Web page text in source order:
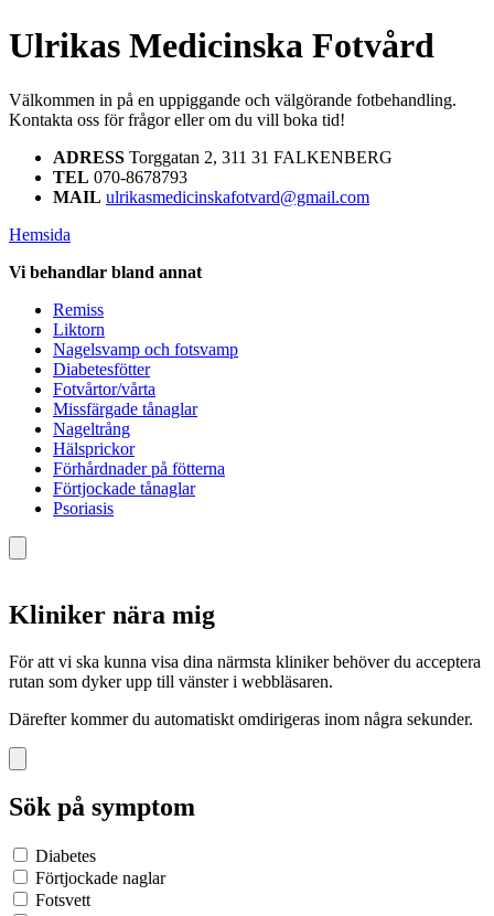
Ulrikas Medicinska Fotvård
Välkommen in på en uppiggande och välgörande fotbehandling.
Kontakta oss för frågor eller om du vill boka tid!
ADRESS Torggatan 2, 311 31 FALKENBERG
TEL 070-8678793
MAIL ulrikasmedicinskafotvard@gmail.com
Hemsida
Vi behandlar bland annat
Remiss
Liktorn
Nagelsvamp och fotsvamp
Diabetesfötter
Fotvårtor/vårta
Missfärgade tånaglar
Nageltrång
Hälsprickor
Förhårdnader på fötterna
Förtjockade tånaglar
Psoriasis
Kliniker nära mig
För att vi ska kunna visa dina närmsta kliniker behöver du acceptera
rutan som dyker upp till vänster i webbläsaren.
Därefter kommer du automatiskt omdirigeras inom några sekunder.
Sök på symptom
Diabetes
Förtjockade naglar
Fotsvett